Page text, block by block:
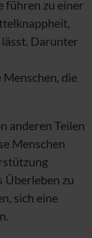
führen zu einer
Darunter
die
anderen Teilen
Menschen
Überleben zu
sich eine